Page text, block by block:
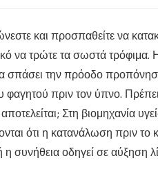
Καλύτερο
στο
Χειρότερο
και προσπαθείτε να
να τρώτε τα σωστά
σπάσει την πρόοδο
φαγητού πριν τον ύπνο.
Στη βιομηχανία
ότι η κατανάλωση πριν το
συνήθεια οδηγεί σε αύξηση